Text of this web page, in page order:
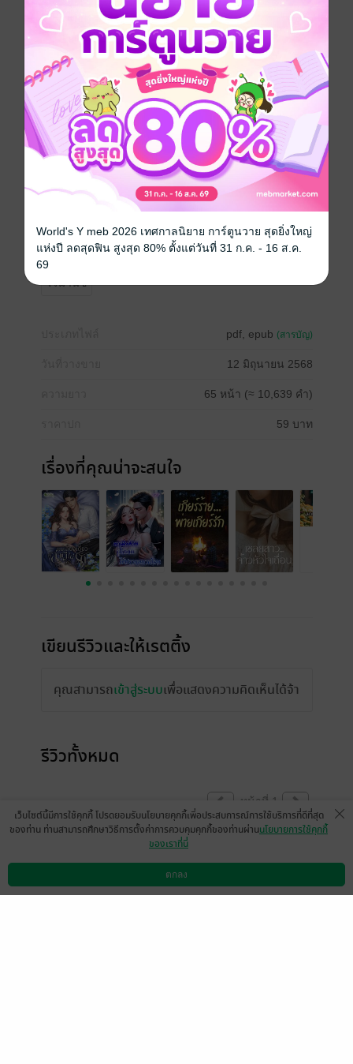
เมื่อโชคชะตาเล่นตลกให้ทั้งคู่ต้องเผชิญปัญหาเดียวกัน
พวกเขาจึงเลือกที่จะทำ 'สัญญาสมรส' ขึ้นมาเอง โดยมี
เงื่อนไขสำคัญคือ 'การห้ามมีความรู้สึกเชิงชู้สาว หรือการ
สัมผัสเกินกว่าความจำเป็น' แต่เมื่อต้องใช้ชีวิตร่วมชายคา
เดียวกัน การแบ่งเขตแดนอย่างชัดเจนกลับไม่ง่ายอย่างที่
คิด เสียงหัวเราะที่หลุดลอดออกมาจากห้องครัว ความห่วง
ใยเล็กๆ น้อยๆ ที่แสดงออกโดยไม่ตั้งใจ และการช่วยเหลือ
ในเรื่องเล็กๆ น้อยๆ ที่เริ่มสร้างความผูกพันโดยไม่รู้ตัว ทุก
อย่างดูเหมือนจะดำเนินไปตามบทบาทที่ตกลงกันไว้ จน
กระทั่งคืนหนึ่ง เขาเห็นเธอนอนหลับไปแล้วบนโต๊ะทำงาน
ใบหน้าซบกับแขน เขาถอดเสื้อคลุมของตัวเองออกและ
คลุมลงบนไหล่ของเธออย่างเบามือ แล้วยืนมองเธออยู่อย่าง
นั้น... คำถามผุดขึ้นในใจเขาอย่างไม่หยุดหย่อน "เราเป็น
อะไรกันแน่?"
โรมานซ์
pdf, epub (สารบัญ)
12 มิถุนายน 2568
65 หน้า (≈ 10,639 คำ)
59 บาท
เรื่องที่คุณน่าจะสนใจ
เขียนรีวิวและให้เรตติ้ง
คุณสามารถเข้าสู่ระบบเพื่อแสดงความคิดเห็นได้จ้า
รีวิวทั้งหมด
หน้าที่ 1
ดาวน์โหลดแอป วิธีการใช้งาน ติดต่อเรา
เว็บไซต์นี้มีการใช้คุกกี้ โปรดยอมรับนโยบายคุกกี้เพื่อประสบการณ์การใช้บริการที่ดีที่สุด
ของท่าน ท่านสามารถศึกษาวิธีการตั้งค่าการควบคุมคุกกี้ของท่านผ่านนโยบายการใช้คุกกี้
ของเราที่นี่
ตกลง
World's Y meb 2026 เทศกาลนิยาย การ์ตูนวาย สุดยิ่งใหญ่
แห่งปี ลดสุดฟิน สูงสุด 80% ตั้งแต่วันที่ 31 ก.ค. - 16 ส.ค.
69